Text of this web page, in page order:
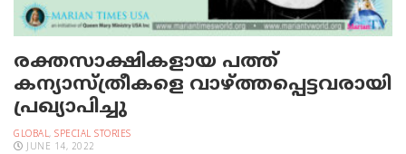
രക്തസാക്ഷികളായ പത്ത്
കന്യാസ്ത്രീകളെ വാഴ്ത്തപ്പെട്ടവരായി
പ്രഖ്യാപിച്ചു
GLOBAL, SPECIAL STORIES
JUNE 14, 2022